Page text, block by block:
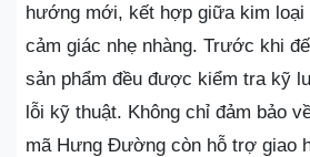
hướng mới, kết hợp giữa kim loại
cảm giác nhẹ nhàng. Trước khi
sản phẩm đều được kiểm tra kỹ
lỗi kỹ thuật. Không chỉ đảm bảo
mã Hưng Đường còn hỗ trợ giao